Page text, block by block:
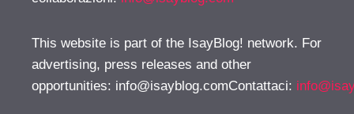
This website is part of the IsayBlog! network. For
advertising, press releases and other
opportunities: info@isayblog.comContattaci: